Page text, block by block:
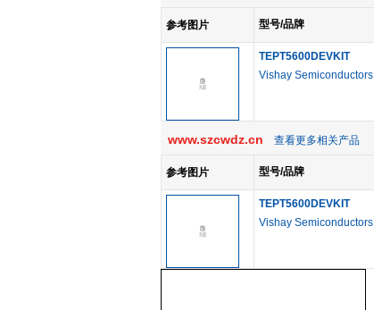
参考图片 型号/品牌
TEPT5600DEVKIT
Vishay Semiconductors
www.szcwdz.cn 查看更多相关产品
参考图片 型号/品牌
TEPT5600DEVKIT
Vishay Semiconductors